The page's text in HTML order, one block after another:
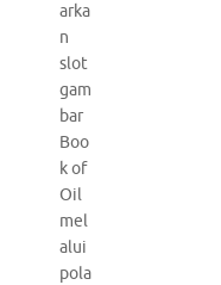
arka
n
slot
gam
bar
Boo
k of
Oil
mel
alui
pola